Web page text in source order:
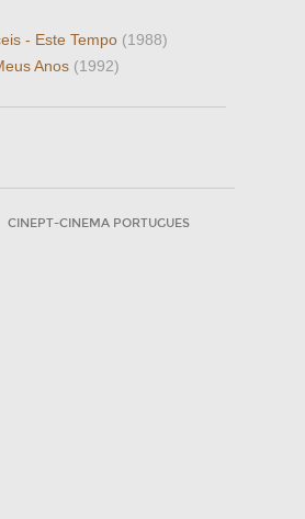
- Este Tempo (1988)
Anos (1992)
CINEPT-CINEMA PORTUGUES